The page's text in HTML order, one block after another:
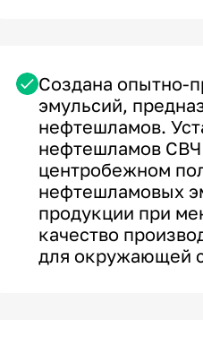
Создана опытно-
эмульсий,
нефтешламов.
нефтешламов СВЧ
центробежном
нефтешламовых
продукции при
качество
для окружающей